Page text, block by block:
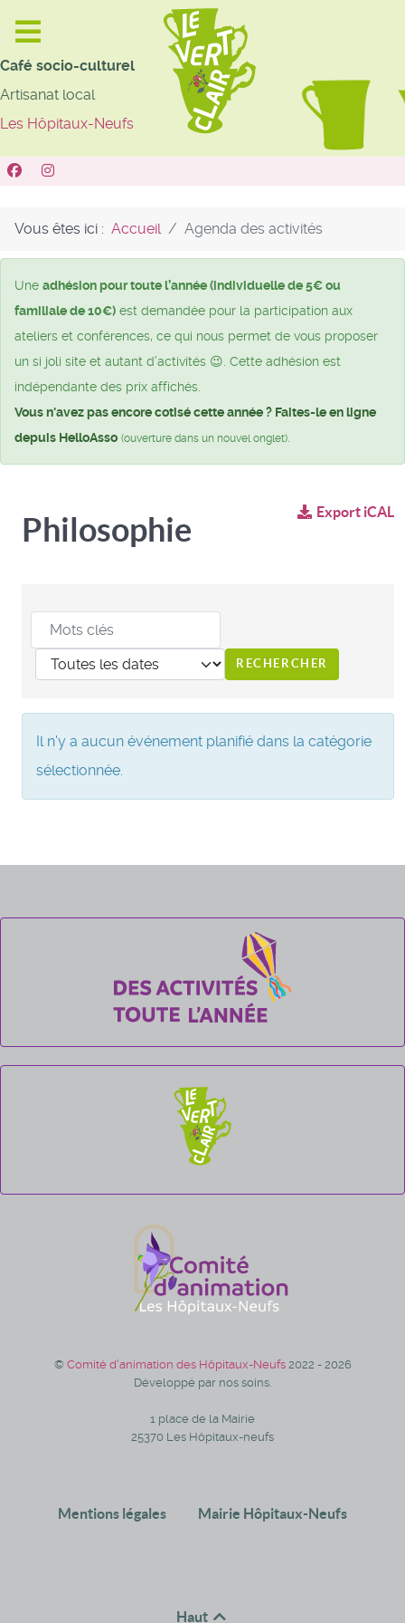
Café socio-culturel
Artisanat local
Les Hôpitaux-Neufs
Vous êtes ici : Accueil Agenda des activités
Une adhésion pour toute l’année (individuelle de 5€ ou
familiale de 10€) est demandée pour la participation aux
ateliers et conférences, ce qui nous permet de vous proposer
un si joli site et autant d’activités 😉. Cette adhésion est
indépendante des prix affichés.
Vous n'avez pas encore cotisé cette année ? Faites-le en ligne
depuis HelloAsso (ouverture dans un nouvel onglet)
Philosophie Export iCAL
Il n'y a aucun événement planifié dans la catégorie
sélectionnée.
© Comité d'animation des Hôpitaux-Neufs 2022 - 2026
Développé par nos soins.
1 place de la Mairie
25370 Les Hôpitaux-neufs
Mentions légales Mairie Hôpitaux-Neufs
Haut